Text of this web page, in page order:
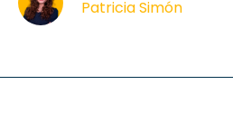
Patricia Simón